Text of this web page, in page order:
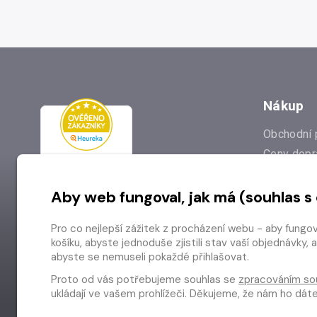
Nákup
Obchodní
Ceny
Prodejna
Aby web fungoval, jak má (souhlas
Pro co nejlepší zážitek z procházení webu - aby
košíku, abyste jednoduše zjistili stav vaší objednávky,
abyste se nemuseli pokaždé přihlašovat.
Proto od vás potřebujeme souhlas se zpracováním
ukládají ve vašem prohlížeči. Děkujeme, že nám ho